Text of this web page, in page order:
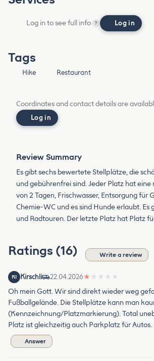
Log in to see full info ? Log in
Tags
Hike Restaurant
Coordinates and contact details are
Log in
Review Summary
Es gibt sechs bewertete Stellplätze, die
und gebührenfrei sind. Jeder Platz hat eine
von 2 Tagen, Frischwasser, Entsorgung für
Chemie-WC und es sind Hunde erlaubt. Es
und Radtouren. Der letzte Platz hat Platz
Ratings (16) Write a review
KI Kirschli 22.04.2026★ ★ ★ ★ ★
Oh mein Gott. Wir sind direkt wieder weg
Fußballgelände. Die Stellplätze kann man
(Kennzeichnung/Platzmarkierung). Total
Platz ist gleichzeitig auch Parkplatz für Autos.
Answer